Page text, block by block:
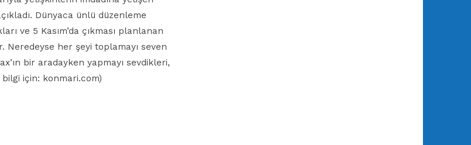
Dünyaca ünlü düzenleme
ve 5 Kasım’da çıkması planlanan
Neredeyse her şeyi toplamayı seven
bir aradayken yapmayı sevdikleri,
için: konmari.com)